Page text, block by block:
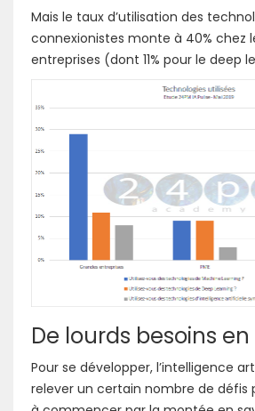
Mais le taux d’utilisation des
connexionistes monte à 40% chez
entreprises (dont 11% pour le deep
De lourds besoins
Pour se développer, l’intelligence
relever un certain nombre de défis